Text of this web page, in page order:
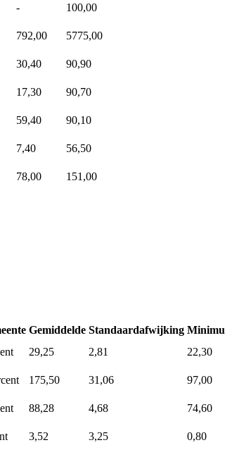
-
100,00
792,00
5775,00
30,40
90,90
17,30
90,70
59,40
90,10
7,40
56,50
78,00 151,00
Gemiddelde Standaardafwijking
29,25 2,81 22,30
175,50 31,06 97,00
88,28 4,68 74,60
3,52 3,25 0,80